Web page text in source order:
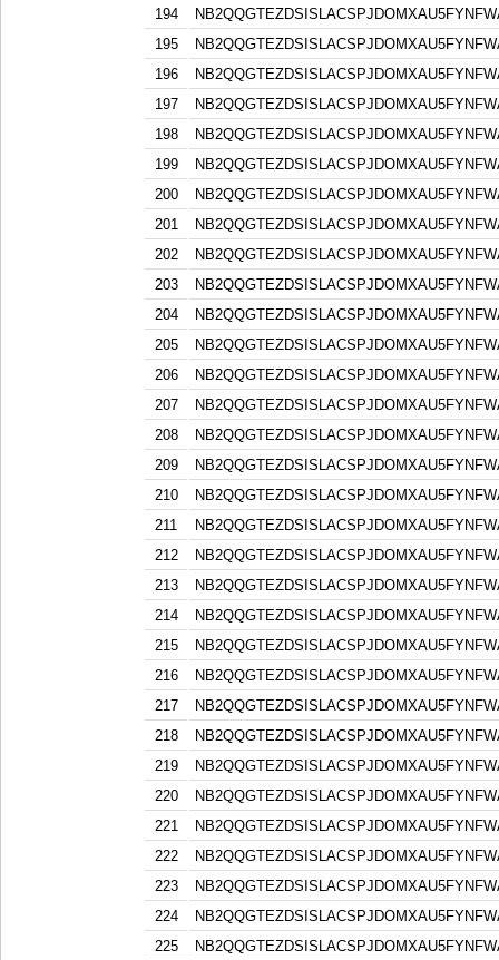
194
195
196
197
198
199
200
201
202
203
204
205
206
207
208
209
210
211
212
213
214
215
216
217
218
219
220
221
222
223
224
225